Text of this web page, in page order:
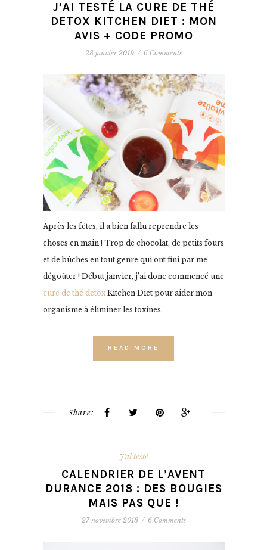
J’AI TESTÉ LA CURE DE THÉ
DETOX KITCHEN DIET : MON
AVIS + CODE PROMO
28 janvier 2019 / 6 Comments
Après les fêtes, il a bien fallu reprendre les
choses en main ! Trop de chocolat, de petits fours
et de bûches en tout genre qui ont fini par me
dégoûter ! Début janvier, j’ai donc commencé une
cure de thé detoxKitchen Diet pour aider mon
organisme à éliminer les toxines.
READ MORE
Share:
J'ai testé
CALENDRIER DE L’AVENT
DURANCE 2018 : DES BOUGIES
MAIS PAS QUE !
27 novembre 2018 / 6 Comments